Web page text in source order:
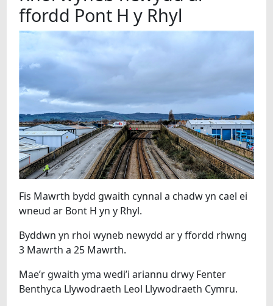
CIPOLWG
A WYDDOCH CHI?
ffordd Pont H y Rhyl
Fis Mawrth bydd gwaith cynnal a chadw yn cael ei
wneud ar Bont H yn y Rhyl.
Byddwn yn rhoi wyneb newydd ar y ffordd rhwng
3 Mawrth a 25 Mawrth.
Mae’r gwaith yma wedi’i ariannu drwy Fenter
Benthyca Llywodraeth Leol Llywodraeth Cymru.